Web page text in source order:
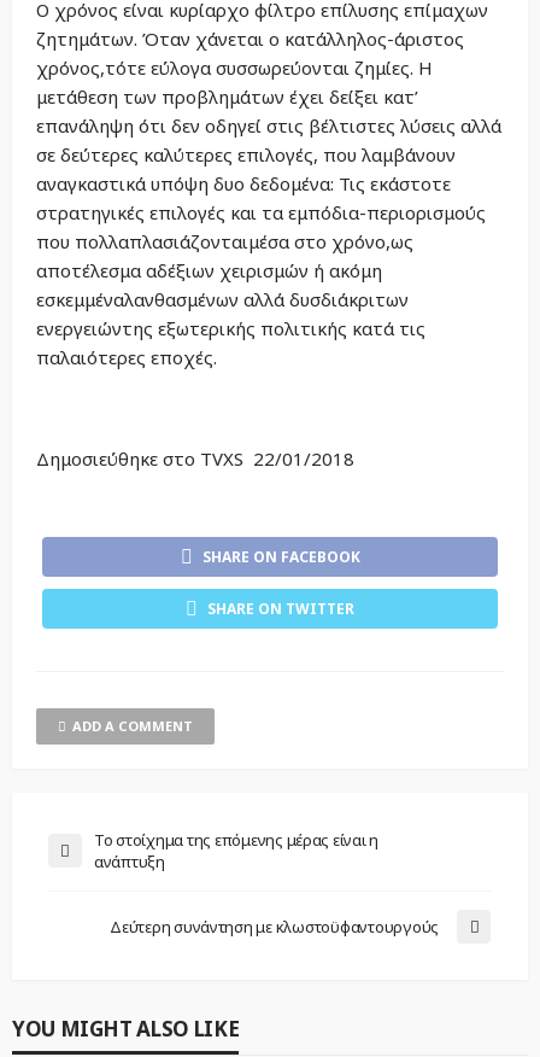
Ο χρόνος είναι κυρίαρχο φίλτρο επίλυσης επίμαχων
ζητημάτων. Όταν χάνεται ο κατάλληλος-άριστος
χρόνος,τότε εύλογα συσσωρεύονται ζημίες. Η
μετάθεση των προβλημάτων έχει δείξει κατ’
επανάληψη ότι δεν οδηγεί στις βέλτιστες λύσεις αλλά
σε δεύτερες καλύτερες επιλογές, που λαμβάνουν
αναγκαστικά υπόψη δυο δεδομένα: Τις εκάστοτε
στρατηγικές επιλογές και τα εμπόδια-περιορισμούς
που πολλαπλασιάζονταιμέσα στο χρόνο,ως
αποτέλεσμα αδέξιων χειρισμών ή ακόμη
εσκεμμέναλανθασμένων αλλά δυσδιάκριτων
ενεργειώντης εξωτερικής πολιτικής κατά τις
παλαιότερες εποχές.
Δημοσιεύθηκε στο TVXS 22/01/2018
SHARE ON FACEBOOK
SHARE ON TWITTER
ADD A COMMENT
Το στοίχημα της επόμενης μέρας είναι η
ανάπτυξη
Δεύτερη συνάντηση με κλωστοϋφαντουργούς
YOU MIGHT ALSO LIKE